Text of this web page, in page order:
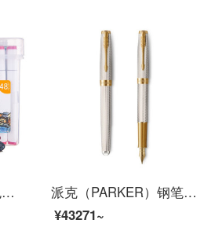
晨光(M&G)文具48色快干双头马克笔 纤维头学生重点标记记号笔 涂鸦笔绘画笔 48支/盒APMV0903
派克（PARKER）钢笔 卓尔系列致臻流年墨水笔
¥43271~